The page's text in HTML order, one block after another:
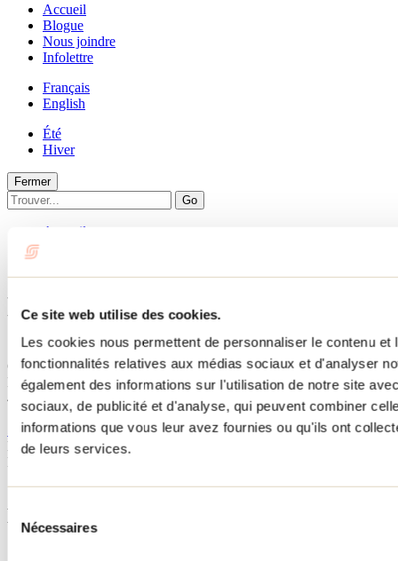
Ce site web utilise des cookies.
Les cookies nous permettent de personnaliser le contenu
fonctionnalités relatives aux médias sociaux et d'analyser
également des informations sur l'utilisation de notre site
sociaux, de publicité et d'analyse, qui peuvent combiner
informations que vous leur avez fournies ou qu'ils ont
de leurs services.
Sélection
Nécessaires
Accueil
Blogue
Nous joindre
Infolettre
Français
English
Été
Hiver
Fermer
Go
Accueil
LE RENDEZ-VOUS
Saint-Donat
Chalets
LE RENDEZ-VOUS
42 chemin du Mont-La Réserve
Saint-Donat, QC J0T2C0
514 266-7192
No d'enregistrement300031
Besoin d'information?
Menu pied de page